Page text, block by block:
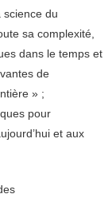
science du
sa complexité,
dans le temps et
de
» ;
pour
et aux